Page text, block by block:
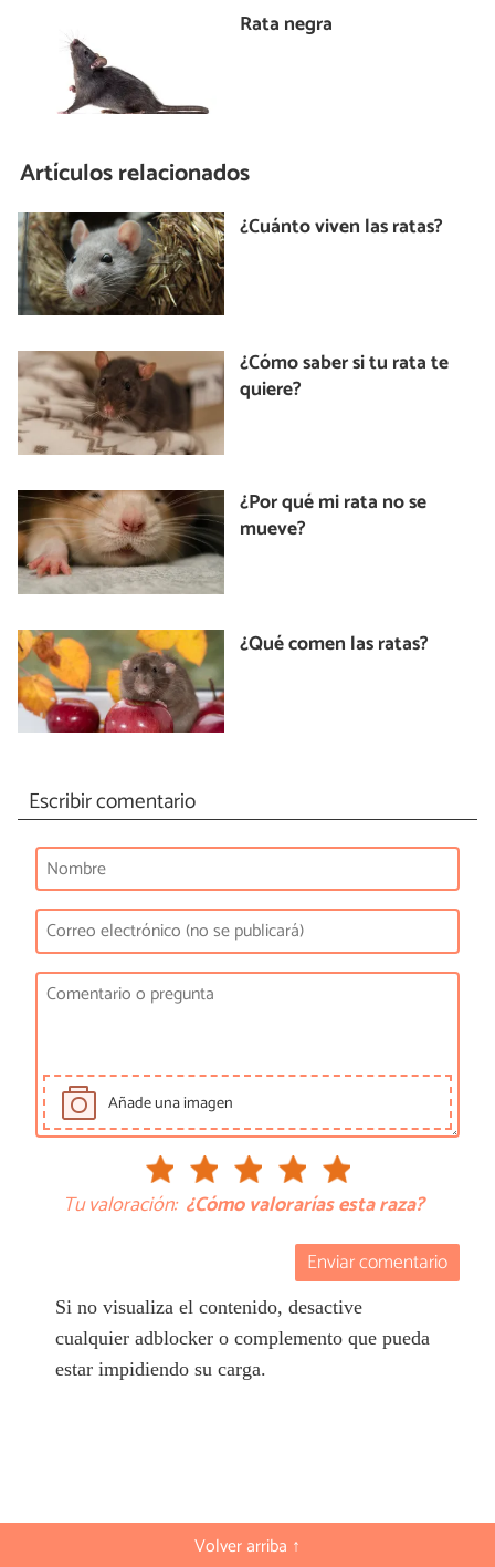
Rata negra
Artículos relacionados
¿Cuánto viven las ratas?
¿Cómo saber si tu rata te
quiere?
¿Por qué mi rata no se
mueve?
¿Qué comen las ratas?
Escribir comentario
Añade una imagen
Tu valoración: ¿Cómo valorarías esta raza?
Enviar comentario
Si no visualiza el contenido, desactive
cualquier adblocker o complemento que pueda
estar impidiendo su carga.
Volver arriba ↑